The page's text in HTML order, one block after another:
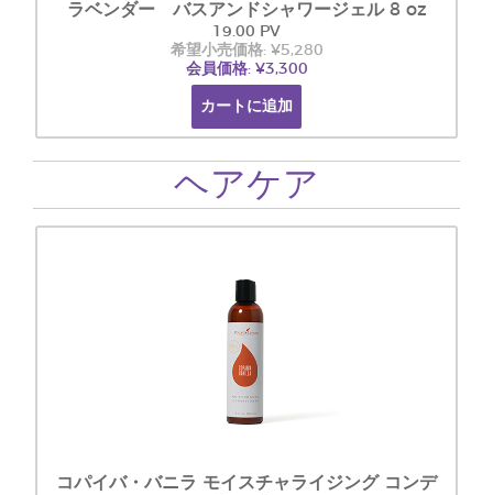
ラベンダー バスアンドシャワージェル 8 oz
19.00 PV
希望小売価格: ¥5,280
会員価格: ¥3,300
カートに追加
ヘアケア
コパイバ・バニラ モイスチャライジング コンデ